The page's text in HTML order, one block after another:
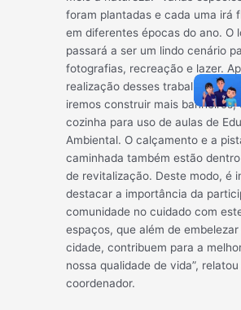
foram plantadas e cada uma irá
em diferentes épocas do ano. O
passará a ser um lindo cenário
fotografias, recreação e lazer.
realização desses trabalhos,
iremos construir mais banheiros,
cozinha para uso de aulas de
Ambiental. O calçamento e a
caminhada também estão
de revitalização. Deste modo, é
destacar a importância da
comunidade no cuidado com
espaços, que além de embelezar
cidade, contribuem para a
nossa qualidade de vida”, relatou
coordenador.